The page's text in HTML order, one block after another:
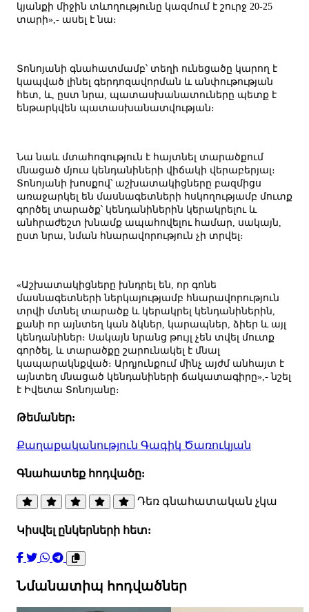
կյանքի միջին տևողությունը կազմում է շուրջ 20-25
տարի»,- ասել է նա։
Տոնոյանի գնահատմամբ՝ տեղի ունեցածը կարող է
կապված լինել գերդոզավորման և անփութության
հետ, և, ըստ նրա, պատասխանատուները պետք է
ենթարկվեն պատասխանատվության։
Նա նաև մտահոգություն է հայտնել տարածքում
մնացած մյուս կենդանիների վիճակի վերաբերյալ։
Տոնոյանի խոսքով՝ աշխատակիցները բազմիցս
առաջարկել են մասնագետների հսկողությամբ մուտք
գործել տարածք՝ կենդանիներին կերակրելու և
անհրաժեշտ խնամք ապահովելու համար, սակայն,
ըստ նրա, նման հնարավորություն չի տրվել։
«Աշխատակիցները խնդրել են, որ գոնե
մասնագետների ներկայությամբ հնարավորություն
տրվի մտնել տարածք և կերակրել կենդանիներին,
քանի որ այնտեղ կան ձկներ, կարապներ, ձիեր և այլ
կենդանիներ։ Սակայն նրանց թույլ չեն տվել մուտք
գործել, և տարածքը շարունակել է մնալ
կապարակնքված։ Արդյունքում մինչ այժմ անհայտ է
այնտեղ մնացած կենդանիների ճակատագիրը»,- նշել
է Իվետա Տոնոյանը։
Թեմաներ:
Քաղաքականություն Գագիկ Ծառուկյան
Գնահատեք հոդվածը:
Դեռ գնահատական չկա
Կիսվել ընկերների հետ:
Նմանատիպ հոդվածներ